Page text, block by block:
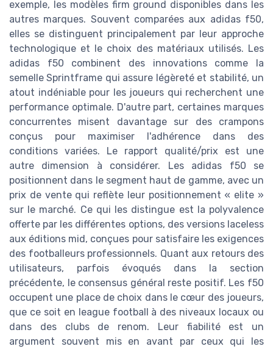
exemple, les modèles firm ground disponibles dans les
autres marques. Souvent comparées aux adidas f50,
elles se distinguent principalement par leur approche
technologique et le choix des matériaux utilisés. Les
adidas f50 combinent des innovations comme la
semelle Sprintframe qui assure légèreté et stabilité, un
atout indéniable pour les joueurs qui recherchent une
performance optimale. D'autre part, certaines marques
concurrentes misent davantage sur des crampons
conçus pour maximiser l'adhérence dans des
conditions variées. Le rapport qualité/prix est une
autre dimension à considérer. Les adidas f50 se
positionnent dans le segment haut de gamme, avec un
prix de vente qui reflète leur positionnement « elite »
sur le marché. Ce qui les distingue est la polyvalence
offerte par les différentes options, des versions laceless
aux éditions mid, conçues pour satisfaire les exigences
des footballeurs professionnels. Quant aux retours des
utilisateurs, parfois évoqués dans la section
précédente, le consensus général reste positif. Les f50
occupent une place de choix dans le cœur des joueurs,
que ce soit en league football à des niveaux locaux ou
dans des clubs de renom. Leur fiabilité est un
argument souvent mis en avant par ceux qui les